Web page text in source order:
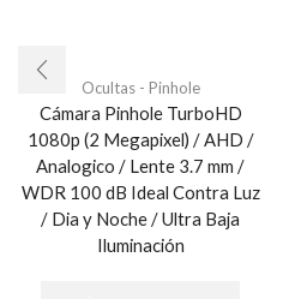
Ocultas - Pinhole
Cámara Pinhole TurboHD
1080p (2 Megapixel) / AHD /
Analogico / Lente 3.7 mm /
WDR 100 dB Ideal Contra Luz
/ Dia y Noche / Ultra Baja
Iluminación